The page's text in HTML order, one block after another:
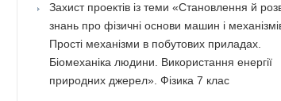
Захист проектів із теми «Становлення й
знань про фізичні основи машин і
Прості механізми в побутових приладах.
Біомеханіка людини. Використання енергії
природних джерел». Фізика 7 клас